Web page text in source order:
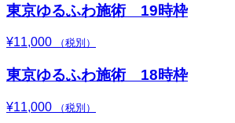
東京ゆるふわ施術 19時枠
¥11,000 （税別）
東京ゆるふわ施術 18時枠
¥11,000 （税別）